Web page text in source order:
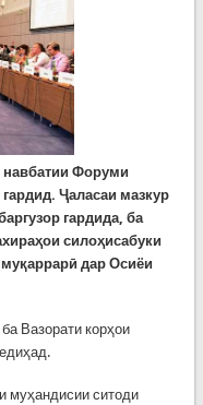
навбатии Форуми
Ҷаласаи мазкур
гардида, ба
силоҳисабуки
дар Осиёи
Вазорати корҳои
муҳандисии ситоди